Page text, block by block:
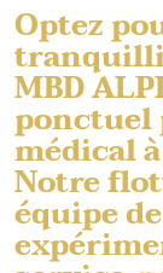
Optez
MBD
ponctuel
médical
Notre
équipe